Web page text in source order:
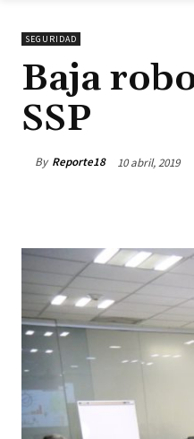
SEGURIDAD
Baja
SSP
By Reporte18 10 abril, 2019